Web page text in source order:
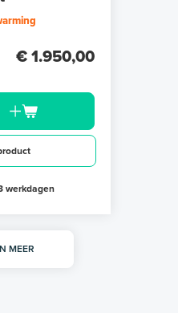
€ 1.950,00
werkdagen
MEER